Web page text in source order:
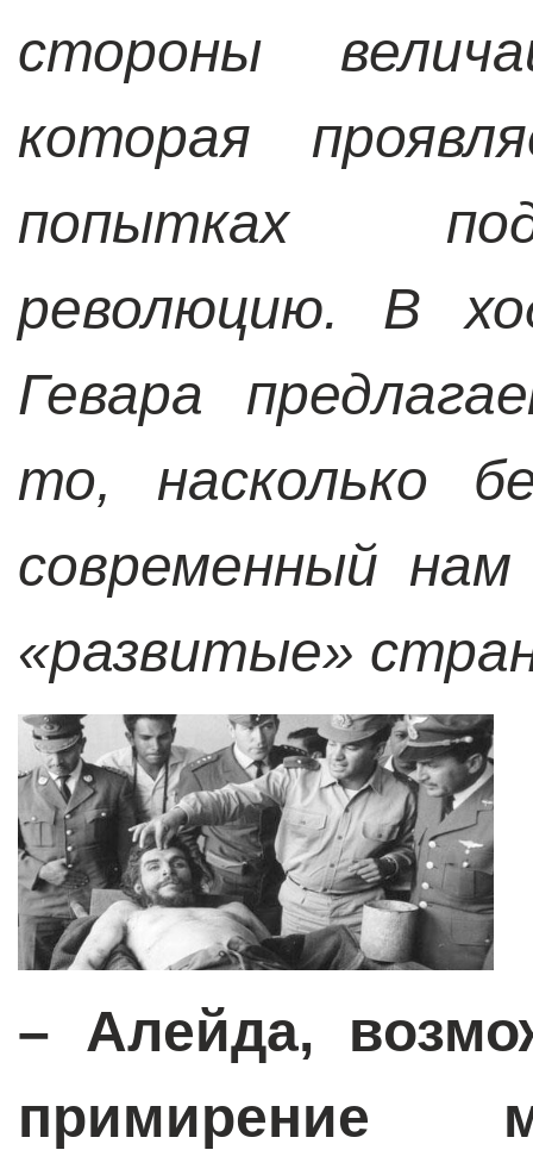
стороны
которая
попытках
революцию. В
Гевара
то, насколько
современный
«развитые»
– Алейда,
примирение